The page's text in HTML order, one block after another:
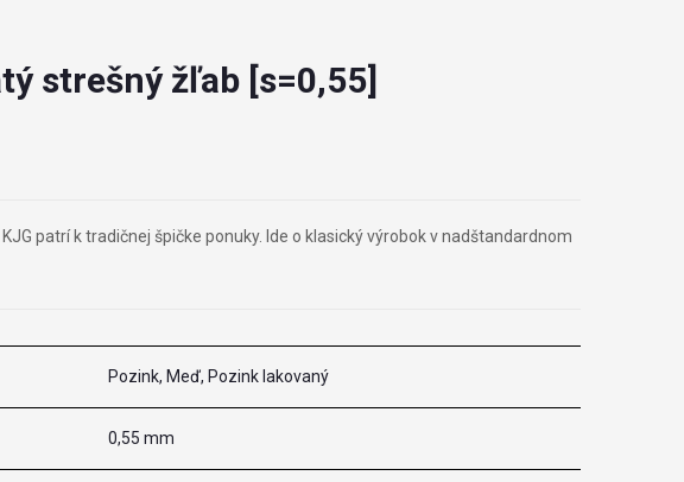
strešný žľab [s=0,55]
patrí k tradičnej špičke ponuky. Ide o klasický výrobok v nadštandardnom
Pozink, Meď, Pozink lakovaný
0,55 mm